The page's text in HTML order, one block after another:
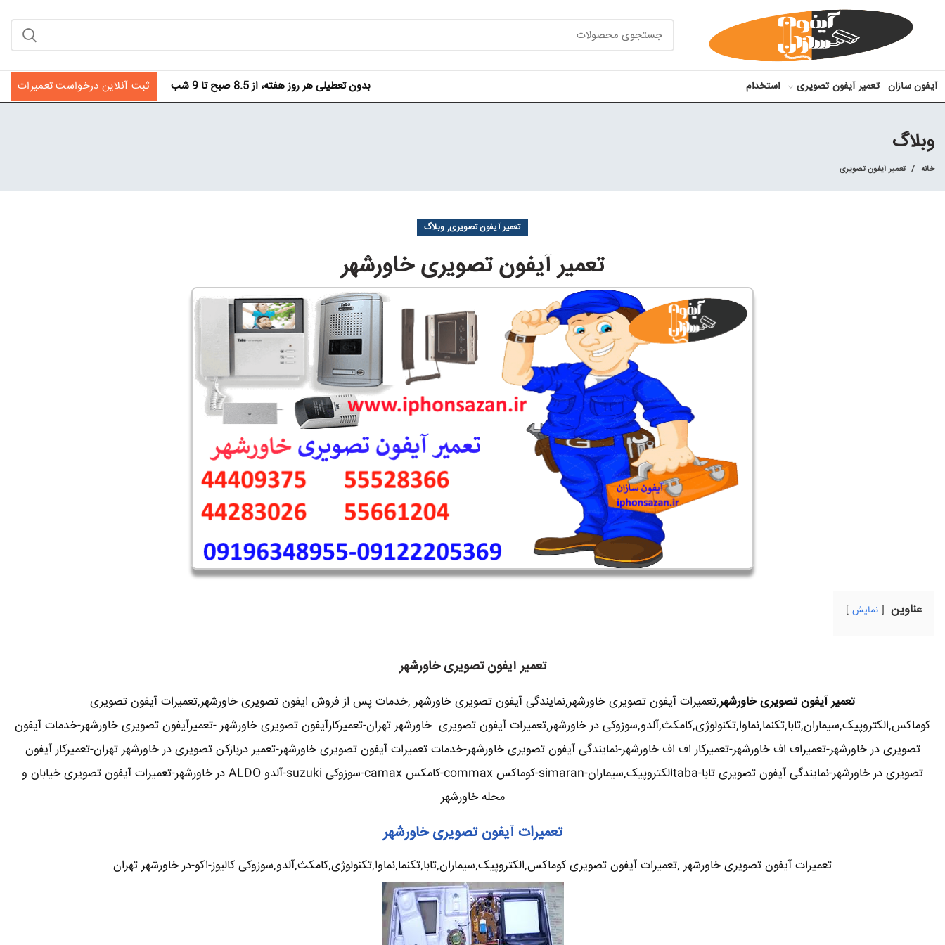
آیفون سازان تعمیر آیفون تصویری استخدام بدون تعطیلی هر روز هفته، از 8.5 صبح تا 9 شب ثبت آنلاین درخواست تعمیرات
وبلاگ
خانه تعمیر آیفون تصویری
تعمیر آیفون تصویری, وبلاگ
تعمیر آیفون تصویری خاورشهر
عناوین نمایش
تعمیر آیفون تصویری خاورشهر
تعمیر آیفون تصویری خاورشهر,تعمیرات آیفون تصویری خاورشهر,نمایندگی آیفون تصویری خاورشهر ,خدمات پس از فروش ایفون تصویری خاورشهر,تعمیرات آیفون تصویری
کوماکس,الکتروپیک,سیماران,تابا,تکنما,نماوا,تکنولوژی,کامکث,آلدو,سوزوکی در خاورشهر,تعمیرات آیفون تصویری خاورشهر تهران-تعمیرکارآیفون تصویری خاورشهر -تعمیرآیفون تصویری خاورشهر-خدمات آیفون
تصویری در خاورشهر-تعمیراف اف خاورشهر-تعمیرکار اف اف خاورشهر-نمایندگی آیفون تصویری خاورشهر-خدمات تعمیرات آیفون تصویری خاورشهر-تعمیر دربازکن تصویری در خاورشهر تهران-تعمیرکار آیفون
تصویری در خاورشهر-نمایندگی آیفون تصویری تابا-tabaالکتروپیک,سیماران-simaran-کوماکس commax-کامکس camax-سوزوکی suzuki-آلدو ALDO در خاورشهر-تعمیرات آیفون تصویری خیابان و
محله خاورشهر
تعمیرات آیفون تصویری خاورشهر
تعمیرات آیفون تصویری خاورشهر ,تعمیرات آیفون تصویری کوماکس,الکتروپیک,سیماران,تابا,تکنما,نماوا,تکنولوژی,کامکث,آلدو,سوزوکی کالیوز-اکو-در خاورشهر تهران